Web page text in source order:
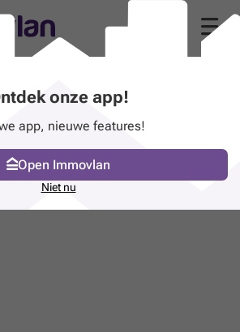
onze app!
app, nieuwe features!
Open Immovlan
Niet nu